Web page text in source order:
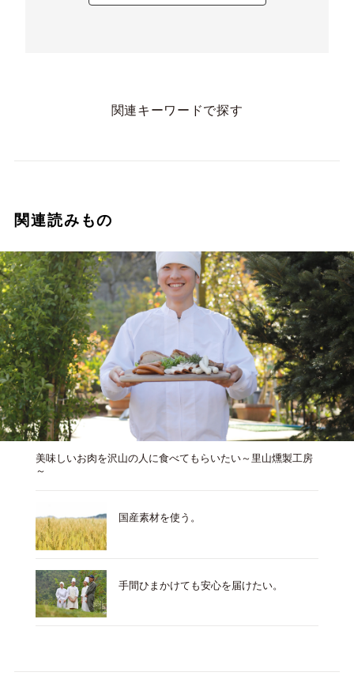
関連キーワードで探す
関連読みもの
美味しいお肉を沢山の人に食べてもらいたい～里山燻製工房
～
国産素材を使う。
手間ひまかけても安心を届けたい。